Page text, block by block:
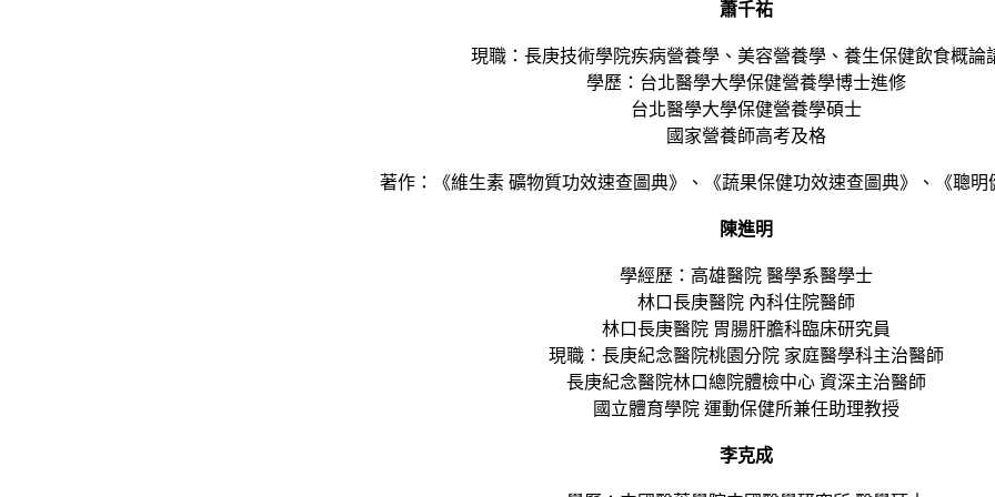
蕭千祐
現職：長庚技術學院疾病營養學、美容營養學、養生保健飲食概論
學歷：台北醫學大學保健營養學博士進修
台北醫學大學保健營養學碩士
國家營養師高考及格
著作：《維生素 礦物質功效速查圖典》、《蔬果保健功效速查圖典》、《聰明
陳進明
學經歷：高雄醫院 醫學系醫學士
林口長庚醫院 內科住院醫師
林口長庚醫院 胃腸肝膽科臨床研究員
現職：長庚紀念醫院桃園分院 家庭醫學科主治醫師
長庚紀念醫院林口總院體檢中心 資深主治醫師
國立體育學院 運動保健所兼任助理教授
李克成